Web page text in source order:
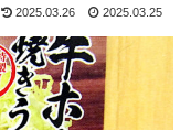
2025.03.26 2025.03.25